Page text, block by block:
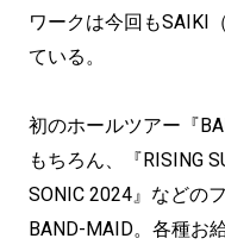
ワークは今回もSAIKI
ている。
初のホールツアー『
もちろん、『RISING
SONIC 2024』などの
BAND-MAID。各種お